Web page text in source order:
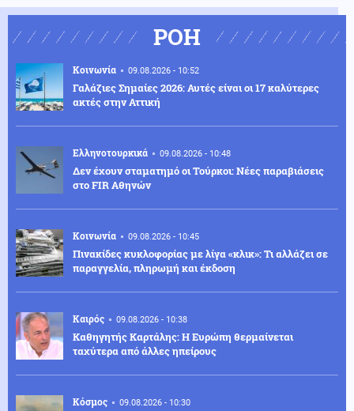
ΡΟΗ
Κοινωνία 09.08.2026 - 10:52
Γαλάζιες Σημαίες 2026: Αυτές είναι οι 17 καλύτερες
ακτές στην Αττική
Ελληνοτουρκικά 09.08.2026 - 10:48
Δεν έχουν σταματημό οι Τούρκοι: Νέες παραβιάσεις
στο FIR Αθηνών
Κοινωνία 09.08.2026 - 10:45
Πινακίδες κυκλοφορίας με λίγα «κλικ»: Τι αλλάζει σε
παραγγελία, πληρωμή και έκδοση
Καιρός 09.08.2026 - 10:38
Καθηγητής Καρτάλης: Η Ευρώπη θερμαίνεται
ταχύτερα από άλλες ηπείρους
Κόσμος 09.08.2026 - 10:30